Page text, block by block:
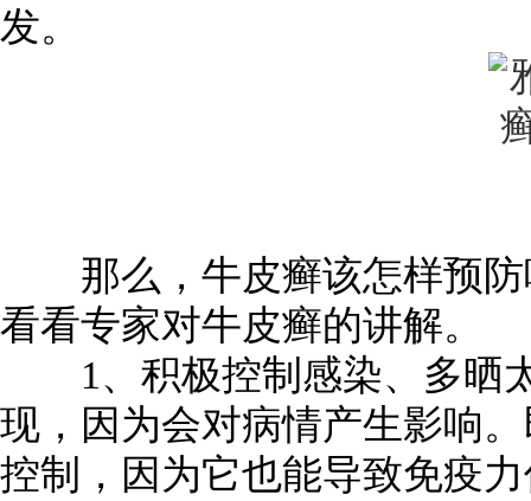
发。
那么，牛皮癣该怎样预防
看看专家对牛皮癣的讲解。
1、积极控制感染、多晒
现，因为会对病情产生影响
控制，因为它也能导致免疫